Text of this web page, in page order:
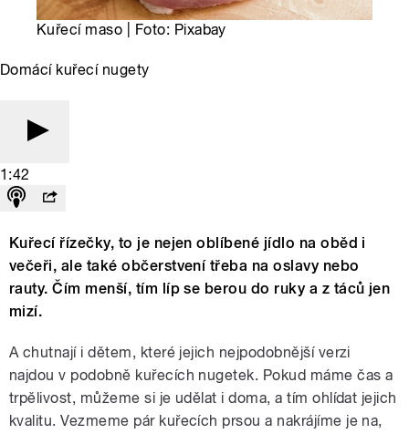
Kuřecí maso | Foto: Pixabay
Domácí kuřecí nugety
1:42
Kuřecí řízečky, to je nejen oblíbené jídlo na oběd i
večeři, ale také občerstvení třeba na oslavy nebo
rauty. Čím menší, tím líp se berou do ruky a z táců jen
mizí.
A chutnají i dětem, které jejich nejpodobnější verzi
najdou v podobně kuřecích nugetek. Pokud máme čas a
trpělivost, můžeme si je udělat i doma, a tím ohlídat jejich
kvalitu. Vezmeme pár kuřecích prsou a nakrájíme je na,